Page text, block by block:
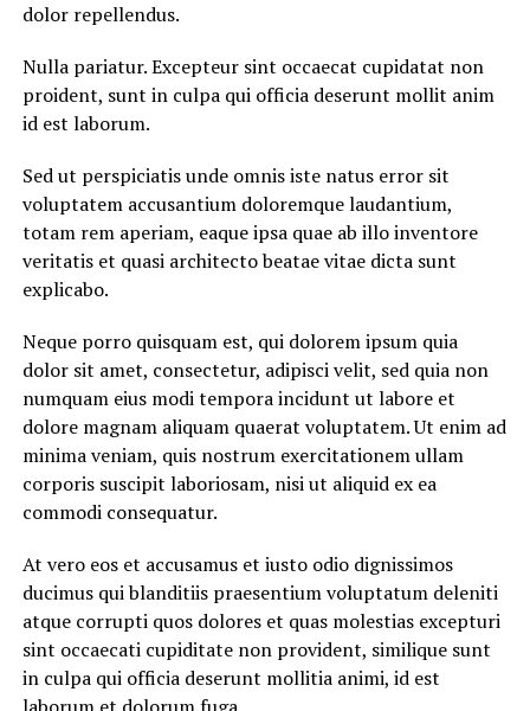
dolor repellendus.
Nulla pariatur. Excepteur sint occaecat cupidatat non
proident, sunt in culpa qui officia deserunt mollit anim
id est laborum.
Sed ut perspiciatis unde omnis iste natus error sit
voluptatem accusantium doloremque laudantium,
totam rem aperiam, eaque ipsa quae ab illo inventore
veritatis et quasi architecto beatae vitae dicta sunt
explicabo.
Neque porro quisquam est, qui dolorem ipsum quia
dolor sit amet, consectetur, adipisci velit, sed quia non
numquam eius modi tempora incidunt ut labore et
dolore magnam aliquam quaerat voluptatem. Ut enim ad
minima veniam, quis nostrum exercitationem ullam
corporis suscipit laboriosam, nisi ut aliquid ex ea
commodi consequatur.
At vero eos et accusamus et iusto odio dignissimos
ducimus qui blanditiis praesentium voluptatum deleniti
atque corrupti quos dolores et quas molestias excepturi
sint occaecati cupiditate non provident, similique sunt
in culpa qui officia deserunt mollitia animi, id est